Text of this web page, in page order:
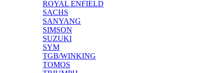
ROYAL ENFIELD
SACHS
SANYANG
SIMSON
SUZUKI
SYM
TGB/WINKING
TOMOS